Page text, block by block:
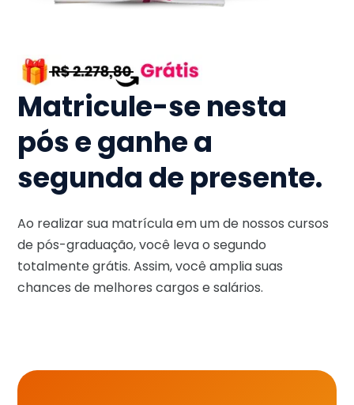
Matricule-se nesta
pós e ganhe a
segunda de presente.
Ao realizar sua matrícula em um de nossos cursos
de pós-graduação, você leva o segundo
totalmente grátis. Assim, você amplia suas
chances de melhores cargos e salários.